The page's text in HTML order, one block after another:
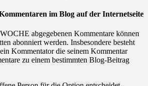
im Blog auf der Internetseite
abgegebenen Kommentare können
abonniert werden. Insbesondere besteht
Kommentator die seinem Kommentar
zu einem bestimmten Blog-Beitrag